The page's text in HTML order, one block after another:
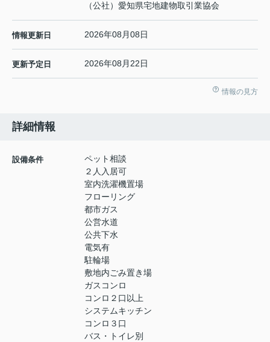
（公社）愛知県宅地建物取引業協会
情報更新日 2026年08月08日
更新予定日 2026年08月22日
情報の見方
詳細情報
設備条件
ペット相談
２人入居可
室内洗濯機置場
フローリング
都市ガス
公営水道
公共下水
電気有
駐輪場
敷地内ごみ置き場
ガスコンロ
コンロ２口以上
システムキッチン
コンロ３口
バス・トイレ別